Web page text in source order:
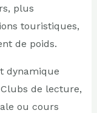
plus
touristiques,
de poids.
dynamique
de lecture,
ou cours